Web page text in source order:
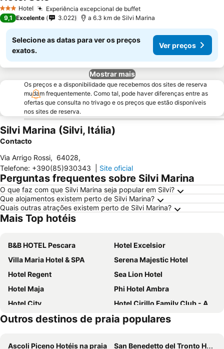
3 EstrelasHotel Experiência excepcional de buffet
9,1 Excelente 3.022 a 6.3 km de Silvi Marina
Selecione as datas para ver os preços
exatos.
Ver preços
Mostrar mais
Os preços e a disponibilidade que recebemos dos sites de reserva
mudam frequentemente. Como tal, pode haver diferenças entre as
ofertas que consulta no trivago e os preços que estão disponíveis
nos sites de reserva.
Silvi Marina (Silvi, Itália)
Contacto
Via Arrigo Rossi, 64028,
Telefone: +390(85)930343 Site oficial
Perguntas frequentes sobre Silvi Marina
O que faz com que Silvi Marina seja popular em Silvi?
Que alojamentos existem perto de Silvi Marina?
Quais outras atrações existem perto de Silvi Marina?
Mais Top hotéis
B&B HOTEL Pescara
Hotel Excelsior
Villa Maria Hotel & SPA
Serena Majestic Hotel
Hotel Regent
Sea Lion Hotel
Hotel Maja
Phi Hotel Ambra
Hotel City
Hotel Cirillo Family Club - All Inclusive
Mood Hotel
Casa Ferretti di Ferretti Village
L'Ancora B&B
Hotel Parco degli Ulivi
Outros destinos de praia populares
Ascoli Piceno Hotéis na praia
San Benedetto del Tronto Hotéis na praia